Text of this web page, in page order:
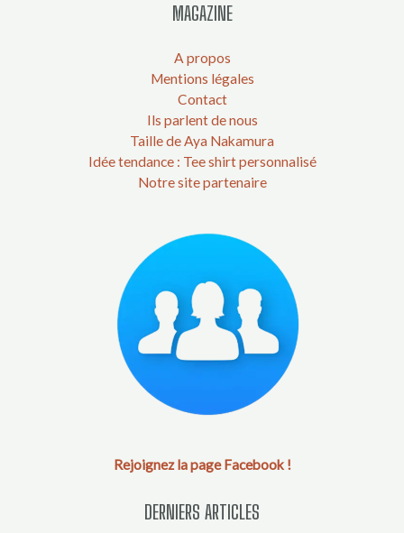
A propos
Contact
Ils parlent de nous
Taille de Aya Nakamura
Idée tendance : Tee shirt personnalisé
Notre site partenaire
Rejoignez la page Facebook !
DERNIERS ARTICLES
Meilleur combleur de rides instantané Sephora